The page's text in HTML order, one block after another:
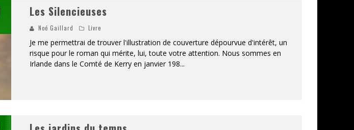
Les Silencieuses
Noé Gaillard Livre
Je me permettrai de trouver l'illustration de couverture dépourvue d'intérêt, un
risque pour le roman qui mérite, lui, toute votre attention. Nous sommes en
Irlande dans le Comté de Kerry en janvier 198...